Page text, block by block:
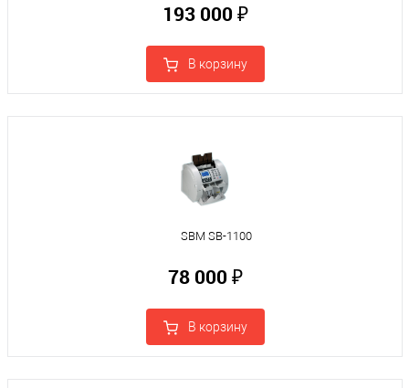
193 000 ₽
В корзину
SBM SB-1100
78 000 ₽
В корзину